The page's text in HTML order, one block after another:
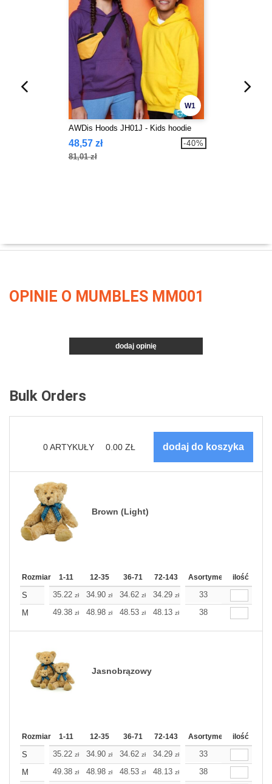
W1
AWDis Hoods JH01J - Kids hoodie
48,57 zł
81,01 zł
-40%
OPINIE O MUMBLES MM001
dodaj opinię
Bulk Orders
0ARTYKUŁY 0.00 ZŁ
Brown (Light)
Rozmiar 1-11 12-35 36-71 72-143 144-287 288 Dodaj
Asortyment ilość
S 35.22 zł 34.90 zł 34.62 zł 34.29 zł 34.01
33
M
49.38 zł 48.98 zł 48.53 zł 48.13 zł 47.69
38
Jasnobrązowy
Rozmiar 1-11 12-35 36-71 72-143 144-287 288 Dodaj
Asortyment ilość
S 35.22 zł 34.90 zł 34.62 zł 34.29 zł 34.01
33
M
49.38 zł 48.98 zł 48.53 zł 48.13 zł 47.69
38